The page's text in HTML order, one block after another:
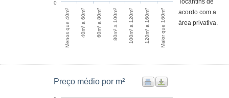
Menos que 40m² 40m² a 60m² 60m² a 80m² 80m² a 100m² 100m² a 120m² 120m² a 160m² Maior que 160m²
0
Tocantins de
acordo com a
área privativa.
Preço médio por m²